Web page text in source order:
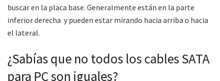
buscar en la placa base. Generalmente están en la parte
inferior derecha y pueden estar mirando hacia arriba o hacia
el lateral.
¿Sabías que no todos los cables SATA
para PC son iguales?